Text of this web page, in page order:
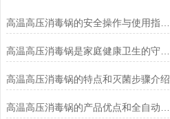
高温高压消毒锅的安全操作与使用指南说明
高温高压消毒锅的特点和灭菌步骤介绍